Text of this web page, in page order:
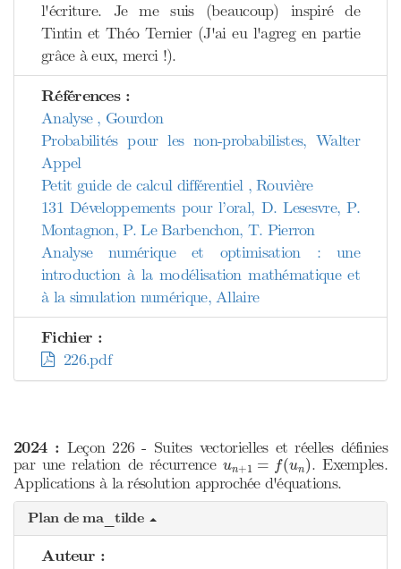
l'écriture. Je me suis (beaucoup) inspiré de
Tintin et Théo Ternier (J'ai eu l'agreg en partie
grâce à eux, merci !).
Références :
Analyse , Gourdon
Probabilités pour les non-probabilistes, Walter
Appel
Petit guide de calcul différentiel , Rouvière
131 Développements pour l’oral, D. Lesesvre, P.
Montagnon, P. Le Barbenchon, T. Pierron
Analyse numérique et optimisation : une
introduction à la modélisation mathématique et
à la simulation numérique, Allaire
Fichier :
226.pdf
2024 : Leçon 226 - Suites vectorielles et réelles définies
par une relation de récurrence un+1 = f(un)
un+1= f(un ) . Exemples.
Applications à la résolution approchée d'équations.
Plan de ma_tilde
Auteur :